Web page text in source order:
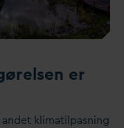
er
klimatilpasning